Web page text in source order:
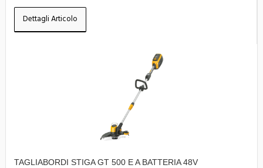
Dettagli Articolo
TAGLIABORDI STIGA GT 500 E A BATTERIA 48V